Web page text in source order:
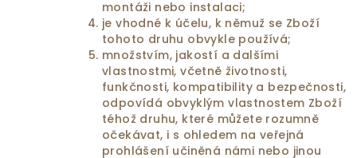
montáži nebo instalaci;
je vhodné k účelu, k němuž se Zboží
tohoto druhu obvykle používá;
množstvím, jakostí a dalšími
vlastnostmi, včetně životnosti,
funkčnosti, kompatibility a bezpečnosti,
odpovídá obvyklým vlastnostem Zboží
téhož druhu, které můžete rozumně
očekávat, i s ohledem na veřejná
prohlášení učiněná námi nebo jinou